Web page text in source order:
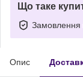
Що таке
Замовлення
Опис